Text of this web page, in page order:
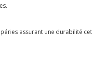
assurant une durabilité